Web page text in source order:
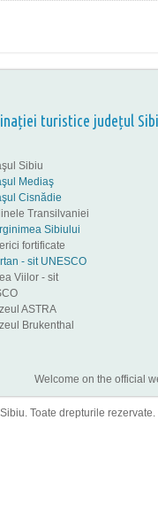
turistice județul
Sibiu
Mediaş
Cisnădie
Transilvaniei
Sibiului
fortificate
- sit UNESCO
Viilor - sit
ASTRA
Brukenthal
Welcome on the official
Toate drepturile rezervate.